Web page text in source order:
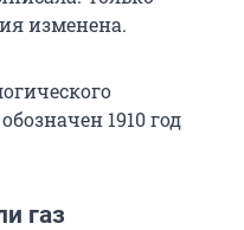
изменена.
1910 год
газ